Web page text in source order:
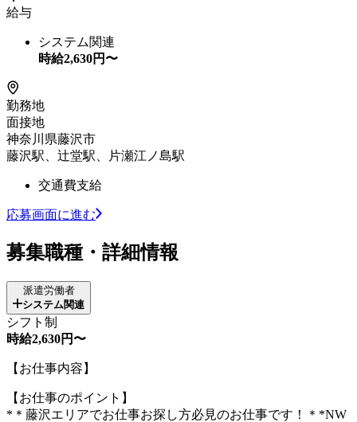
給与
システム関連
時給2,630円〜
勤務地
面接地
神奈川県藤沢市
藤沢駅、辻堂駅、片瀬江ノ島駅
交通費支給
応募画面に進む
募集職種・詳細情報
派遣労働者
システム関連
シフト制
時給2,630円〜
【お仕事内容】
【お仕事のポイント】
*＊藤沢エリアでお仕事お探し方必見のお仕事です！＊*NW